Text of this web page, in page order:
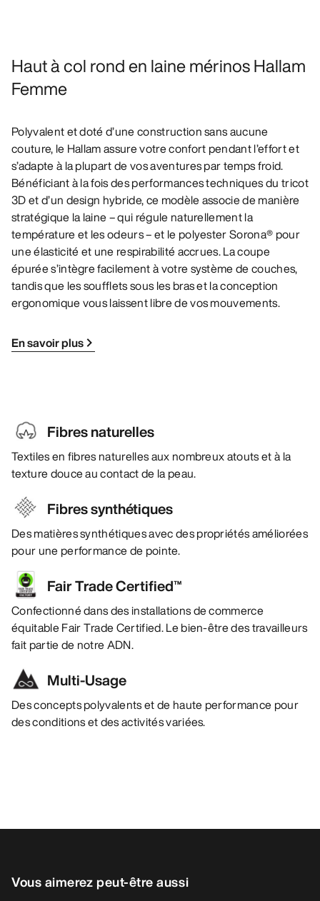
Haut à col rond en laine mérinos Hallam
Femme
Polyvalent et doté d’une construction sans aucune
couture, le Hallam assure votre confort pendant l’effort et
s’adapte à la plupart de vos aventures par temps froid.
Bénéficiant à la fois des performances techniques du tricot
3D et d’un design hybride, ce modèle associe de manière
stratégique la laine – qui régule naturellement la
température et les odeurs – et le polyester Sorona® pour
une élasticité et une respirabilité accrues. La coupe
épurée s’intègre facilement à votre système de couches,
tandis que les soufflets sous les bras et la conception
ergonomique vous laissent libre de vos mouvements.
En savoir plus
Fibres naturelles
Textiles en fibres naturelles aux nombreux atouts et à la
texture douce au contact de la peau.
Fibres synthétiques
Des matières synthétiques avec des propriétés améliorées
pour une performance de pointe.
Fair Trade Certified™
Confectionné dans des installations de commerce
équitable Fair Trade Certified. Le bien-être des travailleurs
fait partie de notre ADN.
Multi-Usage
Des concepts polyvalents et de haute performance pour
des conditions et des activités variées.
Vous aimerez peut-être aussi